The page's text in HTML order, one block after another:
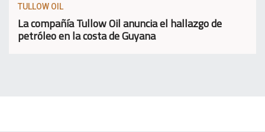
TULLOW OIL
La compañía Tullow Oil anuncia el hallazgo de
petróleo en la costa de Guyana